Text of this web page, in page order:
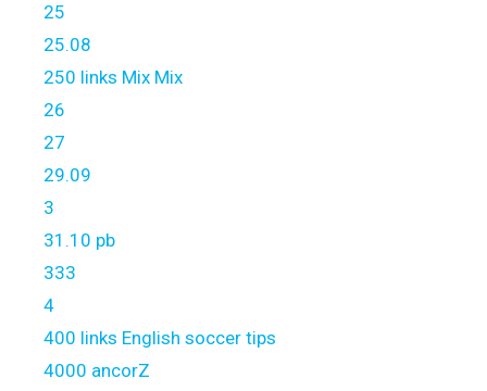
25
25.08
250 links Mix Mix
26
27
29.09
3
31.10 pb
333
4
400 links English soccer tips
4000 ancorZ